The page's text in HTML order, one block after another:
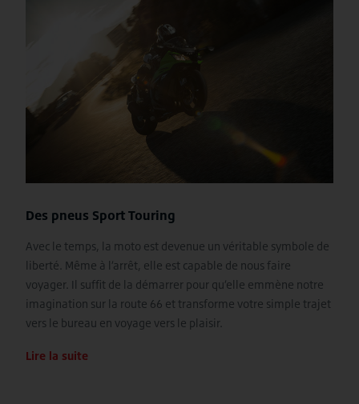
Des pneus Sport Touring
Avec le temps, la moto est devenue un véritable symbole de
liberté. Même à l’arrêt, elle est capable de nous faire
voyager. Il suffit de la démarrer pour qu’elle emmène notre
imagination sur la route 66 et transforme votre simple trajet
vers le bureau en voyage vers le plaisir.
Lire la suite